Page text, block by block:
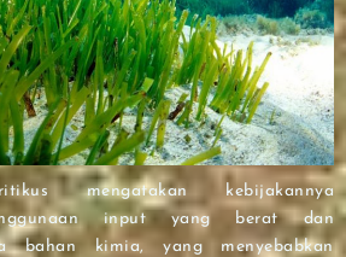
mengatakan kebijakannya
input yang berat dan
bahan kimia, yang menyebabkan